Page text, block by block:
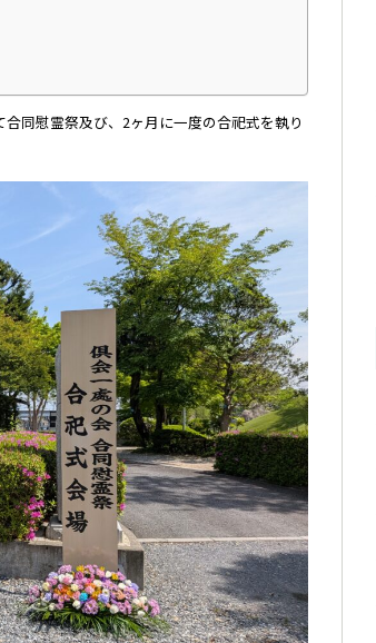
同慰霊祭及び、2ヶ月に一度の合祀式を執り